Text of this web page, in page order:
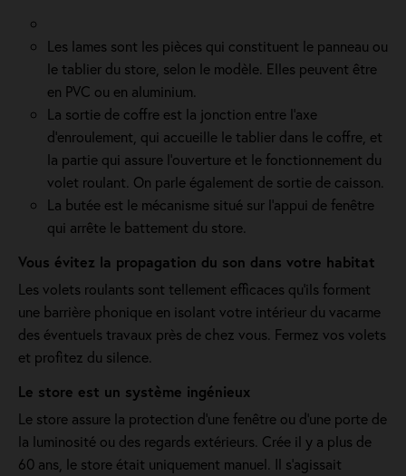
Les lames sont les pièces qui constituent le panneau ou
le tablier du store, selon le modèle. Elles peuvent être
en PVC ou en aluminium.
La sortie de coffre est la jonction entre l’axe
d’enroulement, qui accueille le tablier dans le coffre, et
la partie qui assure l’ouverture et le fonctionnement du
volet roulant. On parle également de sortie de caisson.
La butée est le mécanisme situé sur l’appui de fenêtre
qui arrête le battement du store.
Vous évitez la propagation du son dans votre habitat
Les volets roulants sont tellement efficaces qu’ils forment
une barrière phonique en isolant votre intérieur du vacarme
des éventuels travaux près de chez vous. Fermez vos volets
et profitez du silence.
Le store est un système ingénieux
Le store assure la protection d'une fenêtre ou d'une porte de
la luminosité ou des regards extérieurs. Crée il y a plus de
60 ans, le store était uniquement manuel. Il s'agissait